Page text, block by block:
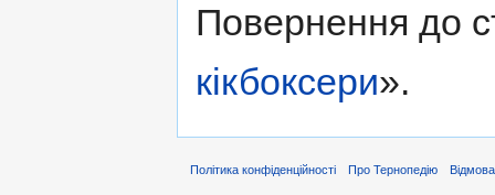
Повернення до
кікбоксери».
Політика конфіденційності Про Тернопедію Відмова